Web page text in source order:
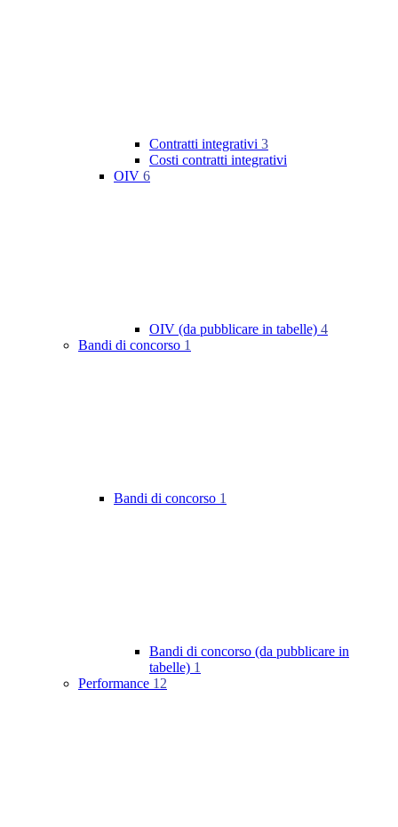
Contratti integrativi 3
Costi contratti integrativi
OIV 6
OIV (da pubblicare in tabelle) 4
Bandi di concorso 1
Bandi di concorso 1
Bandi di concorso (da pubblicare in
tabelle) 1
Performance 12